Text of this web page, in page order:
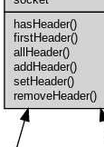
hasHeader()
firstHeader()
allHeader()
addHeader()
setHeader()
removeHeader()